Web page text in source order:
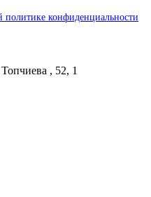
конфиденциальности
, 52, 1